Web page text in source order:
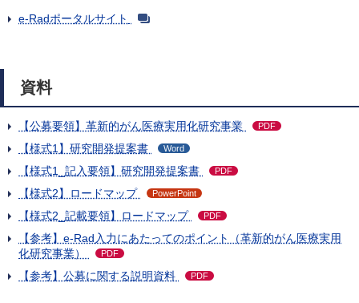
e-Radポータルサイト
資料
【公募要領】革新的がん医療実用化研究事業 PDF
【様式1】研究開発提案書 Word
【様式1_記入要領】研究開発提案書 PDF
【様式2】ロードマップ PowerPoint
【様式2_記載要領】ロードマップ PDF
【参考】e-Rad入力にあたってのポイント（革新的がん医療実用
化研究事業）
PDF
【参考】公募に関する説明資料 PDF